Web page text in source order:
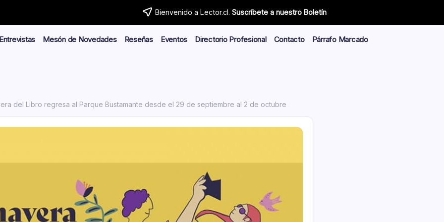
Bienvenido a Lector.cl. Suscríbete a nuestro Boletín
Entrevistas Mesón de Novedades Reseñas Eventos Directorio Profesional Contacto
Párrafo Marcado
del Libro regresa al Parque Bustamante desde el 29 de septiembre al 2 de octubre